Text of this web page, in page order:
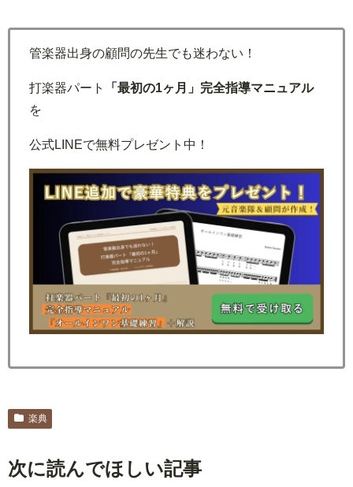
管楽器出身の顧問の先生でも迷わない！
打楽器パート
「最初の1ヶ月」完全指導マニュアル
を
公式LINEで無料プレゼント中！
楽典
次に読んでほしい記事